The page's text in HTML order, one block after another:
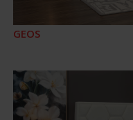
GEOS